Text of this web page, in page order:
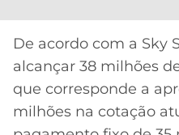
De acordo com a Sky
alcançar 38 milhões
que corresponde a
milhões na cotação